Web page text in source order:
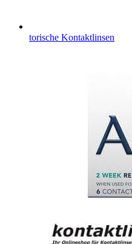
torische Kontaktlinsen